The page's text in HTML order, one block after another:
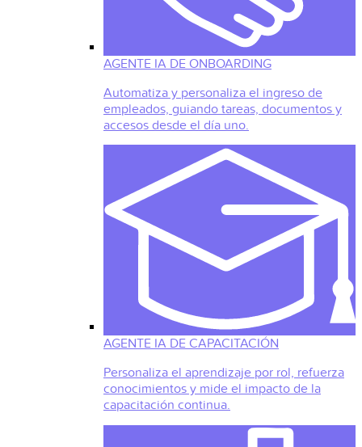
AGENTE IA DE ONBOARDING
Automatiza y personaliza el ingreso de
empleados, guiando tareas, documentos y
accesos desde el día uno.
AGENTE IA DE CAPACITACIÓN
Personaliza el aprendizaje por rol, refuerza
conocimientos y mide el impacto de la
capacitación continua.